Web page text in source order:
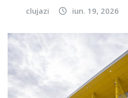
clujazi iun. 19, 2026